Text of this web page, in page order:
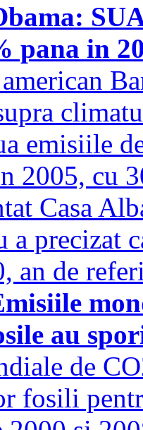
pana in
emisiile
2005, cu
Casa
a precizat
an de
au
de
fosili